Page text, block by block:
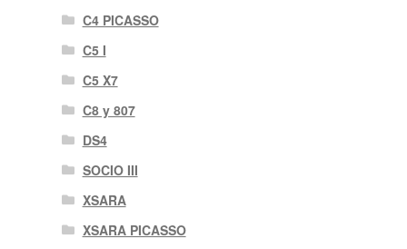
C4 PICASSO
C5 I
C5 X7
C8 y 807
DS4
SOCIO III
XSARA
XSARA PICASSO